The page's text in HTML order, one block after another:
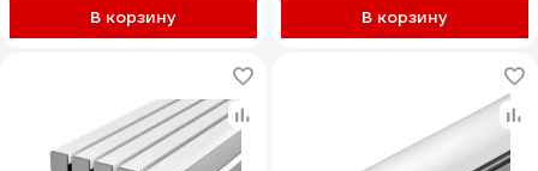
крепежа) 1616340670
В корзину В корзину